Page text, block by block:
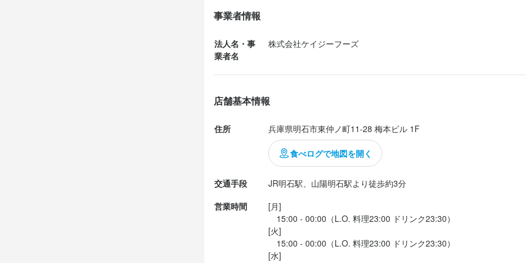
4人で行ったのでいろいろ食べれてよかったです。商品の提供も早く　どれもおいし
した。ソフトドリンクの種類が少ないのがおしかったです。
明石にはあまり行くことがないのですが機会があればまたお邪魔しましたいと思える
事業者情報
法人名・事
業者名
株式会社ケイジーフーズ
店舗基本情報
住所 兵庫県明石市東仲ノ町11-28 梅本ビル 1F
食べログで地図を開く
交通手段
JR明石駅、山陽明石駅より徒歩約3分
営業時間
[月]
15:00 - 00:00（L.O. 料理23:00 ドリンク23:30）
[火]
15:00 - 00:00（L.O. 料理23:00 ドリンク23:30）
[水]